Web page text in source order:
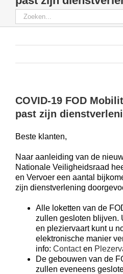
Verzekeringen particulieren
Blog
Zoeken
naar:
COVID-19 FOD
past zijn
Beste klanten,
Naar aanleiding van de
Nationale Veiligheidsraad
en Vervoer een aantal
zijn dienstverlening
Alle loketten van de
zullen gesloten blijven.
en pleziervaart kunt u
elektronische manier
info: Contacten
De gebouwen van de
zullen eveneens